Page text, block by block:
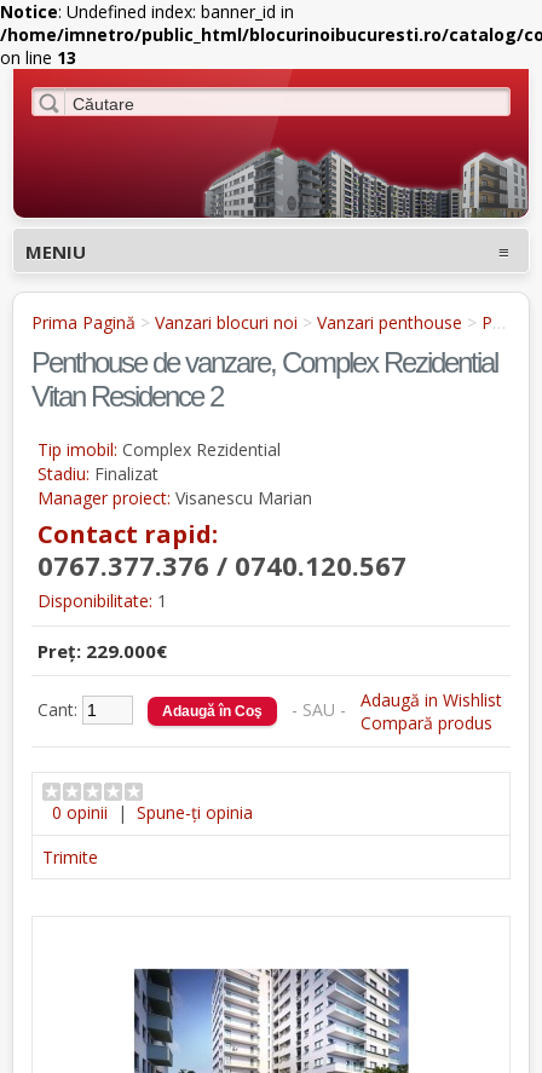
Notice: Undefined index: banner_id in
/home/imnetro/public_html/blocurinoibucuresti.ro/catalog/
on line 13
MENIU
Prima Pagină > Vanzari blocuri noi > Vanzari penthouse > Penthouse de vanzare, Complex Rezidential Vitan Residence 2
Penthouse de vanzare, Complex Rezidential
Vitan Residence 2
Tip imobil: Complex Rezidential
Stadiu: Finalizat
Manager proiect: Visanescu Marian
Contact rapid:
0767.377.376 / 0740.120.567
Disponibilitate: 1
Preţ: 229.000€
Cant: - SAU -
Adaugă in Wishlist
Compară produs
0 opinii | Spune-ţi opinia
Trimite